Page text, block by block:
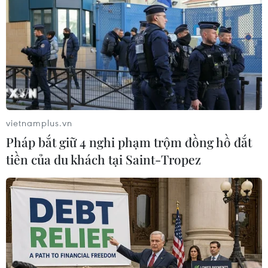
Theo dõi VietnamPlus
TIN LIÊN QUAN
vietnamplus.vn
Pháp bắt giữ 4 nghi phạm trộm đồng hồ đắt
tiền của du khách tại Saint-Tropez